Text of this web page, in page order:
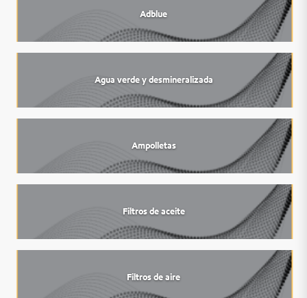
Adblue
Agua verde y desmineralizada
Ampolletas
Filtros de aceite
Filtros de aire